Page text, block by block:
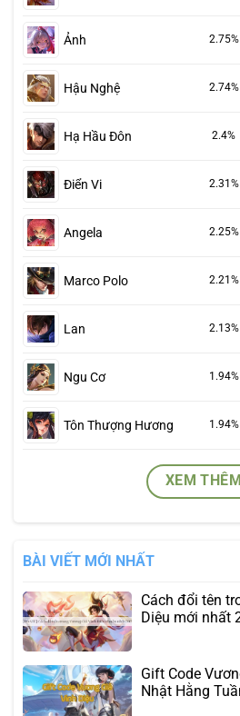
Ảnh 2.75%
Hậu Nghệ 2.74%
Hạ Hầu Đôn 2.4%
Điển Vi 2.31%
Angela 2.25%
Marco Polo 2.21%
Lan 2.13%
Ngu Cơ 1.94%
Tôn Thượng Hương 1.94%
XEM THÊM
BÀI VIẾT MỚI NHẤT
Cách đổi tên
Diệu mới nhất
Gift Code
Nhật Hằng